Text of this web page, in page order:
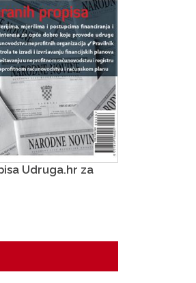
Udruga.hr za